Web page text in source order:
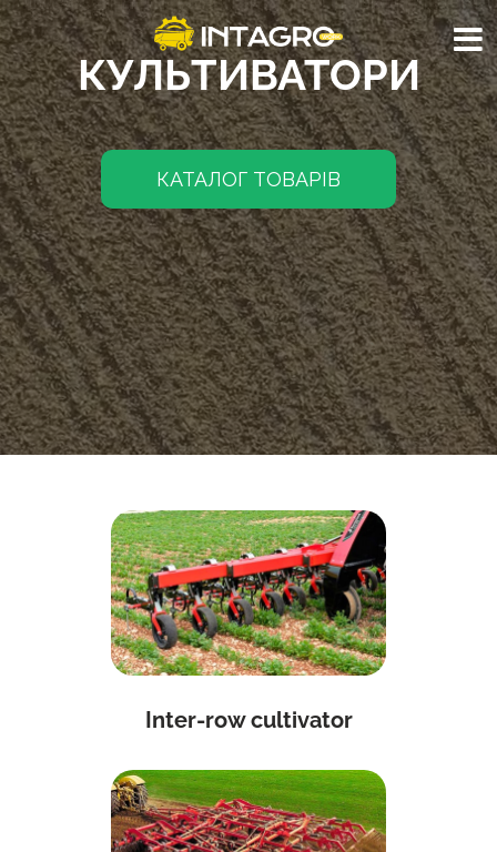
КУЛЬТИВАТОРИ
КАТАЛОГ ТОВАРІВ
Inter-row cultivator